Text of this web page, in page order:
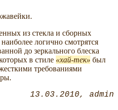
из стекла и сборных
логично смотрятся
до зеркального блеска
в стиле
хай-тек
был
требованиями
13.03.2010 admin